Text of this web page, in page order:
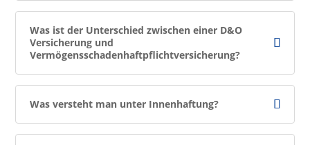
Was ist der Unterschied zwischen einer D&O
Versicherung und
Vermögensschadenhaftpflichtversicherung?
Was versteht man unter Innenhaftung?